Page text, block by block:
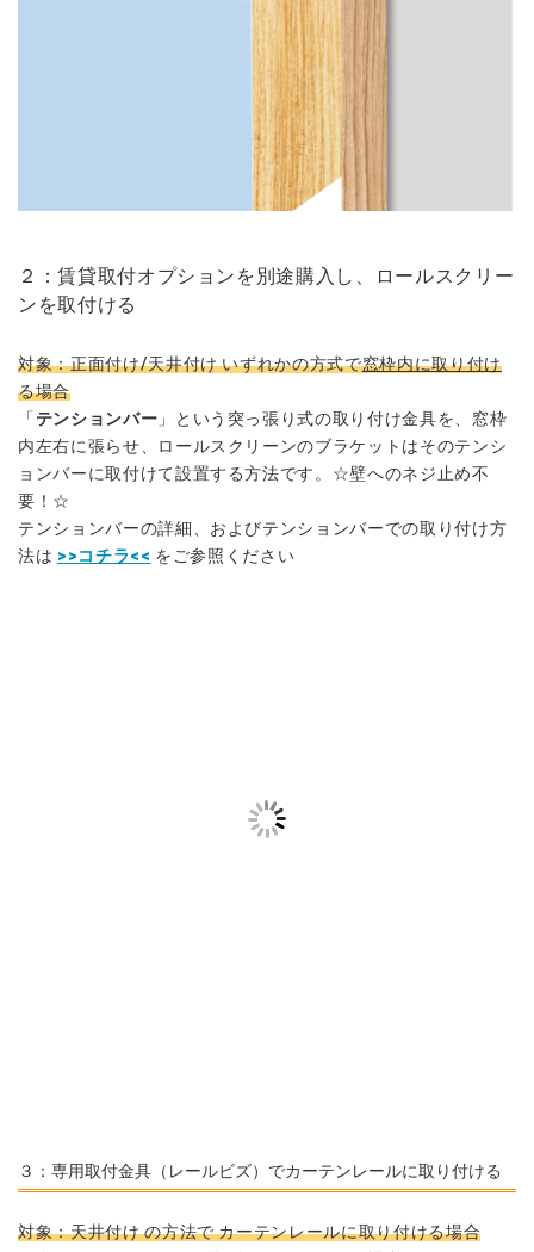
２：賃貸取付オプションを別途購入し、ロールスクリー
ンを取付ける
対象：正面付け/天井付け いずれかの方式で窓枠内に取り付け
る場合
「テンションバー 」という突っ張り式の取り付け金具を、窓枠
内左右に張らせ、ロールスクリーンのブラケットはそのテンシ
ョンバーに取付けて設置する方法です。☆壁へのネジ止め不
要！☆
テンションバーの詳細、およびテンションバーでの取り付け方
法は >>コチラ<< をご参照ください
３：専用取付金具（レールビズ）でカーテンレールに取り付ける
対象：天井付け の方法で カーテンレールに取り付ける場合